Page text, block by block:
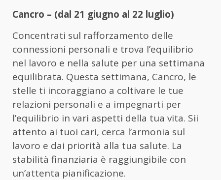
Cancro – (dal 21 giugno al 22 luglio)
Concentrati sul rafforzamento delle
connessioni personali e trova l’equilibrio
nel lavoro e nella salute per una settimana
equilibrata. Questa settimana, Cancro, le
stelle ti incoraggiano a coltivare le tue
relazioni personali e a impegnarti per
l’equilibrio in vari aspetti della tua vita. Sii
attento ai tuoi cari, cerca l’armonia sul
lavoro e dai priorità alla tua salute. La
stabilità finanziaria è raggiungibile con
un’attenta pianificazione.